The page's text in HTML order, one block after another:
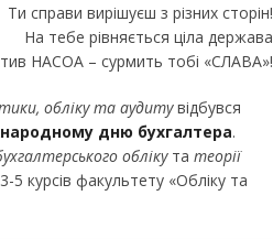
Ти справи вирішуєш з різних сторін!
На тебе рівняється ціла держава
НАСОА – сурмить тобі «СЛАВА»!
обліку та аудитувідбувся
дню бухгалтера.
облікута теорії
5 курсів факультету «Обліку та